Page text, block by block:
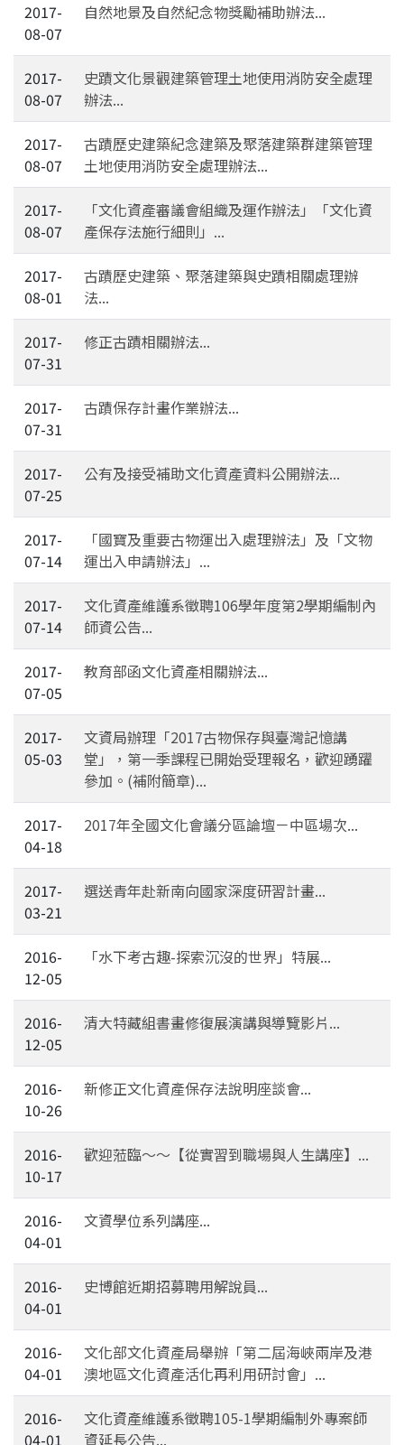
2017-
08-07
自然地景及自然紀念物獎勵補助辦法...
2017-
08-07
史蹟文化景觀建築管理土地使用消防安全處理
辦法...
2017-
08-07
古蹟歷史建築紀念建築及聚落建築群建築管理
土地使用消防安全處理辦法...
2017-
08-07
「文化資產審議會組織及運作辦法」「文化資
產保存法施行細則」...
2017-
08-01
古蹟歷史建築、聚落建築與史蹟相關處理辦
法...
2017-
07-31
修正古蹟相關辦法...
2017-
07-31
古蹟保存計畫作業辦法...
2017-
07-25
公有及接受補助文化資產資料公開辦法...
2017-
07-14
「國寶及重要古物運出入處理辦法」及「文物
運出入申請辦法」...
2017-
07-14
文化資產維護系徵聘106學年度第2學期編制內
師資公告...
2017-
07-05
教育部函文化資產相關辦法...
2017-
05-03
文資局辦理「2017古物保存與臺灣記憶講
堂」，第一季課程已開始受理報名，歡迎踴躍
參加。(補附簡章)...
2017-
04-18
2017年全國文化會議分區論壇－中區場次...
2017-
03-21
選送青年赴新南向國家深度研習計畫...
2016-
12-05
「水下考古趣-探索沉沒的世界」特展...
2016-
12-05
清大特藏組書畫修復展演講與導覽影片...
2016-
10-26
新修正文化資產保存法說明座談會...
2016-
10-17
歡迎蒞臨～～【從實習到職場與人生講座】...
2016-
04-01
文資學位系列講座...
2016-
04-01
史博館近期招募聘用解說員...
2016-
04-01
文化部文化資產局舉辦「第二屆海峽兩岸及港
澳地區文化資產活化再利用研討會」...
2016-
04-01
文化資產維護系徵聘105-1學期編制外專案師
資延長公告...